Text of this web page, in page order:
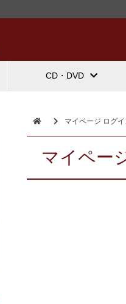
CD・DVD
マイページ ログイ
マイペー